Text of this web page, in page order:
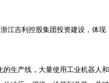
江吉利控股集团投资建设，体现
的生产线，大量使用工业机器人和